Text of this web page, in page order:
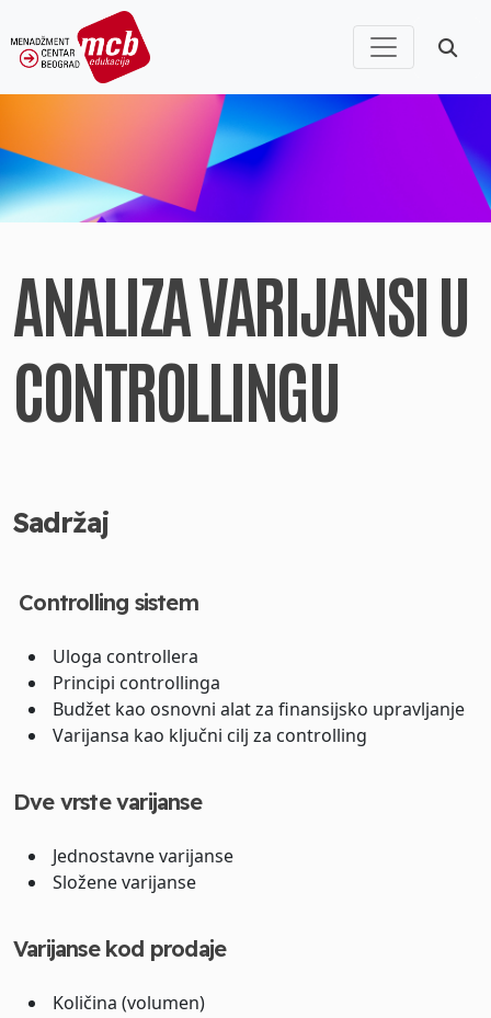
ANALIZA VARIJANSI U
CONTROLLINGU
Sadržaj
Controlling sistem
Uloga controllera
Principi controllinga
Budžet kao osnovni alat za finansijsko upravljanje
Varijansa kao ključni cilj za controlling
Dve vrste varijanse
Jednostavne varijanse
Složene varijanse
Varijanse kod prodaje
Količina (volumen)